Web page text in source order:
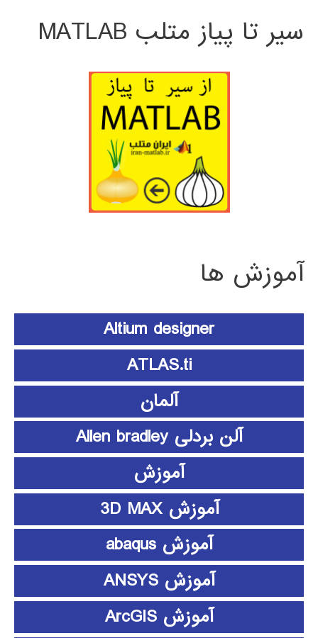
سیر تا پیاز متلب MATLAB
آموزش ها
Altium designer
ATLAS.ti
آلمان
آلن بردلی Allen bradley
آموزش
آموزش 3D MAX
آموزش abaqus
آموزش ANSYS
آموزش ArcGIS